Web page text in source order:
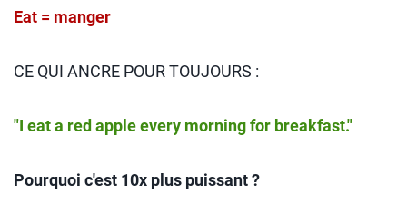
Eat = manger
CE QUI ANCRE POUR TOUJOURS :
"I eat a red apple every morning for breakfast."
Pourquoi c'est 10x plus puissant ?